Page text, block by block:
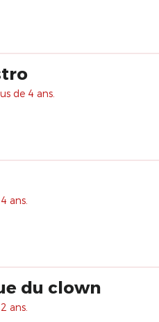
de 4 ans.
ans.
du clown
ans.